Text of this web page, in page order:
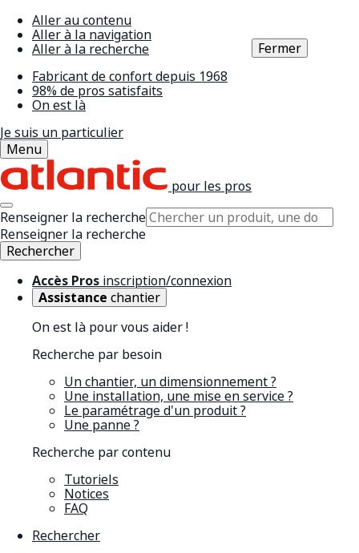
Aller au contenu
Aller à la navigation
Aller à la recherche
Fabricant de confort depuis 1968
98% de pros satisfaits
On est là
Je suis un particulier
Menu
pour les pros
Renseigner la recherche
Renseigner la recherche
Rechercher
Accès Pros inscription/connexion
Assistance chantier
On est là pour vous aider !
Recherche par besoin
Un chantier, un dimensionnement ?
Une installation, une mise en service ?
Le paramétrage d'un produit ?
Une panne ?
Recherche par contenu
Tutoriels
Notices
FAQ
Rechercher
Fermer